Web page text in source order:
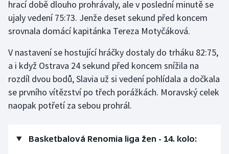
Plážový volejbal
Ragby
Rychlobruslení
Rychlostní kanoistika
Short track
Sportovní střelba
hrací době dlouho prohrávaly, ale v poslední minutě se
ujaly vedení 75:73. Jenže deset sekund před koncem
srovnala domácí kapitánka Tereza Motyčáková.
V nastavení se hostující hráčky dostaly do trháku 82:75,
a i když Ostrava 24 sekund před koncem snížila na
rozdíl dvou bodů, Slavia už si vedení pohlídala a dočkala
se prvního vítězství po třech porážkách. Moravský celek
naopak potřetí za sebou prohrál.
Basketbalová Renomia liga žen - 14. kolo: